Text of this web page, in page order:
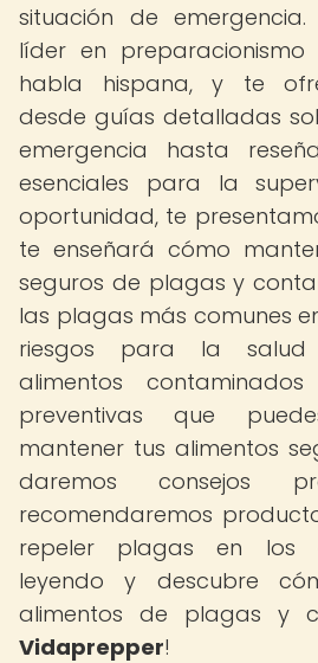
situación de
líder en
habla hispana, y te
desde guías detalladas
emergencia hasta
esenciales para la
oportunidad, te
te enseñará cómo
seguros de plagas y
las plagas más comunes
riesgos para la salud
alimentos
preventivas que
mantener tus alimentos
daremos consejos
recomendaremos
repeler plagas en los
leyendo y descubre
alimentos de plagas y
Vidaprepper!